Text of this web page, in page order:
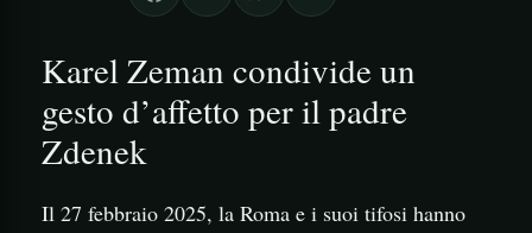
Karel Zeman condivide un
gesto d’affetto per il padre
Zdenek
Il 27 febbraio 2025, la Roma e i suoi tifosi hanno